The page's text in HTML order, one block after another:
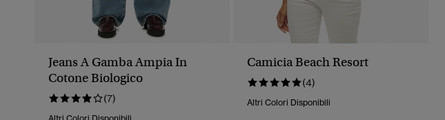
Jeans A Gamba Ampia In
Cotone Biologico
(7)
Camicia Beach Resort
(4)
Altri Colori Disponibili